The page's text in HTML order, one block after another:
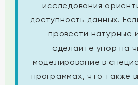
исследования
доступность данных.
провести натурные
сделайте упор на
моделирование в
программах, что также